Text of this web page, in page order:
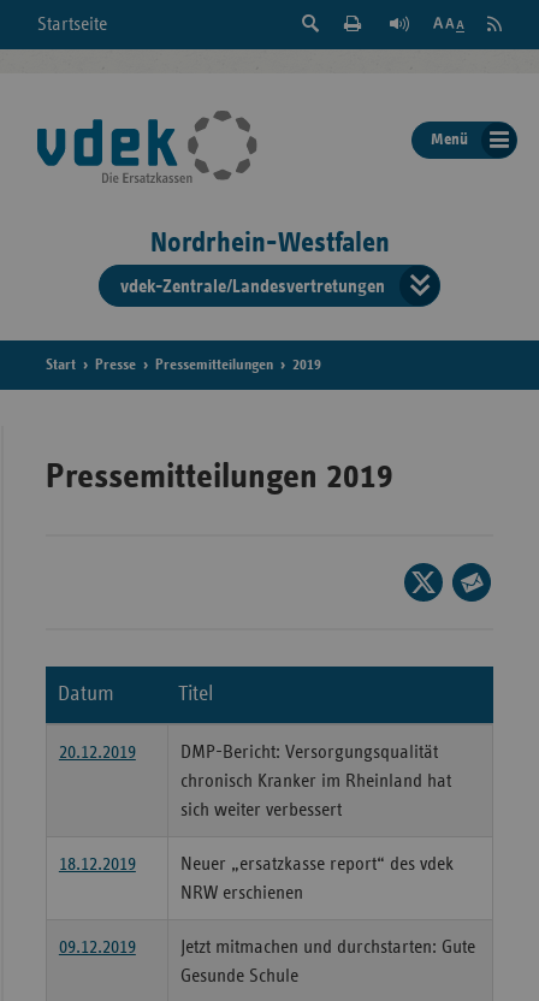
Startseite
Suche
der
Seite
Feed
Menü
Nordrhein-Westfalen
vdek-Zentrale/Landesvertretungen
der
Start Presse Pressemitteilungen 2019
Pressemitteilungen 2019
Seite
auf
teilen
E-
Datum Titel
20.12.2019
DMP-Bericht: Versorgungsqualität
chronisch Kranker im Rheinland hat
sich weiter verbessert
18.12.2019
Neuer „ersatzkasse report“ des vdek
NRW erschienen
09.12.2019
Jetzt mitmachen und durchstarten: Gute
Gesunde Schule